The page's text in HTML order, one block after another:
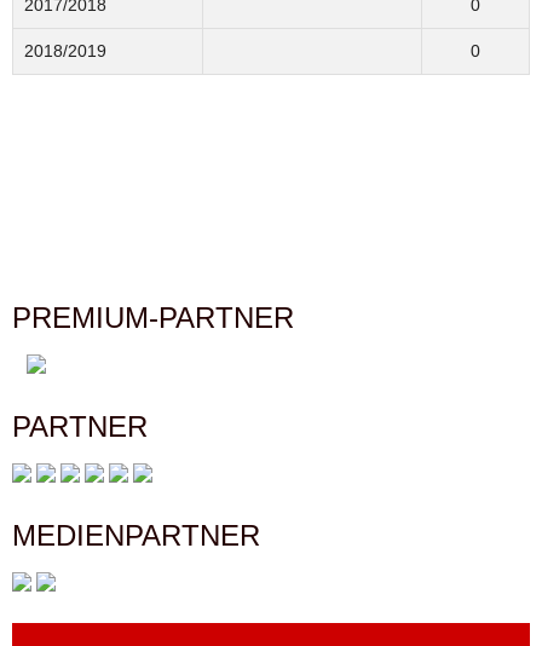
2017/2018 0
2018/2019 0
PREMIUM-PARTNER
PARTNER
MEDIENPARTNER